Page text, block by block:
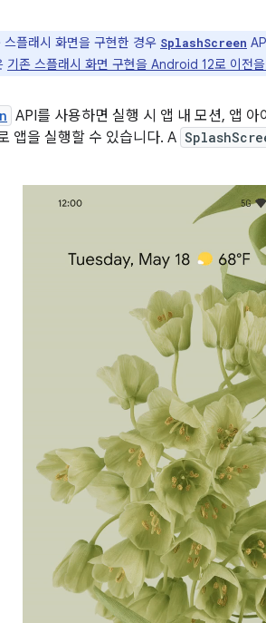
플래시 화면을 구현한 경우 SplashScreen
기존 스플래시 화면 구현을 Android 12로 이전
API를 사용하면 실행 시 앱 내 모션, 앱
앱을 실행할 수 있습니다. A